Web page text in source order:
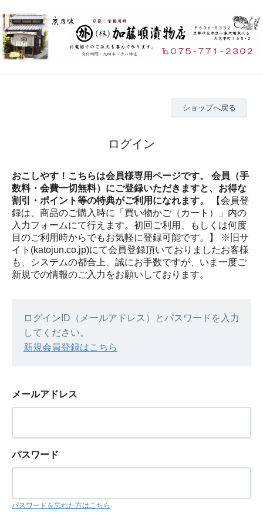
ショップへ戻る
ログイン
おこしやす！こちらは会員様専用ページです。 会員（手
数料・会費一切無料）にご登録いただきますと、お得な
割引・ポイント等の特典がご利用になれます。
【会員登
録は、商品のご購入時に「買い物かご（カート）」内の
入力フォームにて行えます。初回ご利用、もしくは何度
目のご利用時からでもお気軽に登録可能です。】 ※旧サ
イト(katojun.co.jp)にて会員登録頂いておりましたお客様
も、システムの都合上、誠にお手数ですが、いま一度ご
新規での情報のご入力をお願いしております。
ログインID（メールアドレス）とパスワードを入力
してください。
新規会員登録はこちら
メールアドレス
パスワード
パスワードを忘れた方はこちら